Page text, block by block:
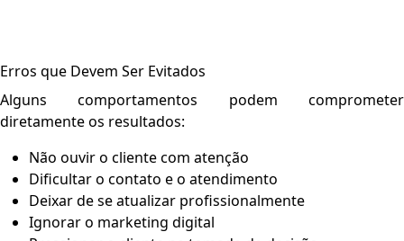
Erros que Devem Ser Evitados
Alguns comportamentos podem comprometer
diretamente os resultados:
Não ouvir o cliente com atenção
Dificultar o contato e o atendimento
Deixar de se atualizar profissionalmente
Ignorar o marketing digital